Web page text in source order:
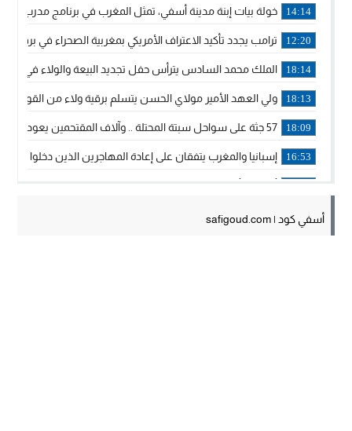
14:14 خولة بيات إبنة مدينة أسفي، تمثل المغرب في برنامج مدرب
12:20 ترامب يجدد تأكيد الاعتراف الأمريكي بمغربية الصحراء في برقية
18:14 الملك محمد السادس يترأس حفل تجديد البيعة والولاء في
18:13 ولي العهد الأمير مولاي الحسن يتسلم برقية ولاء من القوات
18:09 57 جثة على سواحل سبتة المحتلة .. وآلاف المقتحمين يعودون إلى المغرب
16:53 إسبانيا والمغرب يتفقان على إعادة المهاجرين الذين دخلوا سبتة
21:48 جلالة الملك: نعيش مرحلة يجب أن تسود فيها الثقة..أسفي كود | safigoud.com